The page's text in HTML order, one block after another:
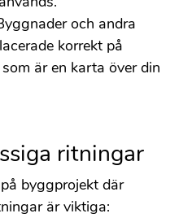
och andra
korrekt på
är en karta över din
ritningar
byggprojekt där
är viktiga: